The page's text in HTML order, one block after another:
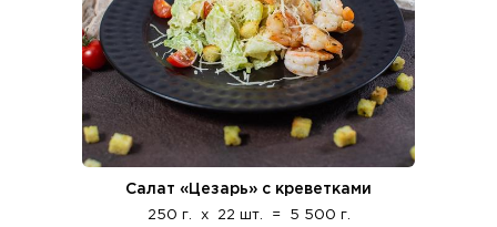
Салат «Цезарь» с креветками
250 г. x 22 шт. = 5 500 г.